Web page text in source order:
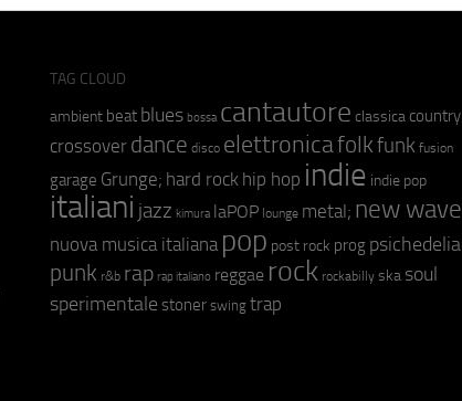
TAG CLOUD
ambient beat blues bossa cantautore classica country
crossover dance disco elettronicafolkfunk fusion
garage Grunge; hard rock hip hop indie indie pop
italiani jazz kimura laPOP lounge metal; new wave
nuova musica italiana pop post rock prog psichedelia
punk r&b rap rap italiano reggae rock rockabilly ska soul
sperimentale stoner swing trap